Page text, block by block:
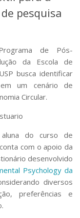
pesquisa
de Pós-
da Escola de
busca identificar
um cenário de
Circular.
do curso de
com o apoio da
desenvolvido
Psychology da
diversos
preferências e